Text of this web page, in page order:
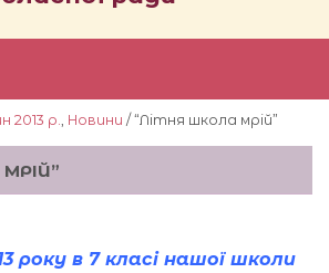
2013 р. Новини / “Літня школа мрій”
року в 7 класі нашої школи